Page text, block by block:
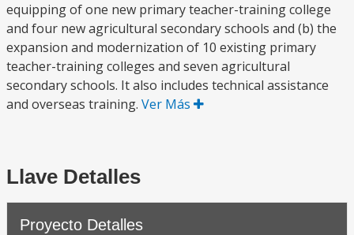
equipping of one new primary teacher-training college
and four new agricultural secondary schools and (b) the
expansion and modernization of 10 existing primary
teacher-training colleges and seven agricultural
secondary schools. It also includes technical assistance
and overseas training. Ver Más
Llave Detalles
Proyecto Detalles